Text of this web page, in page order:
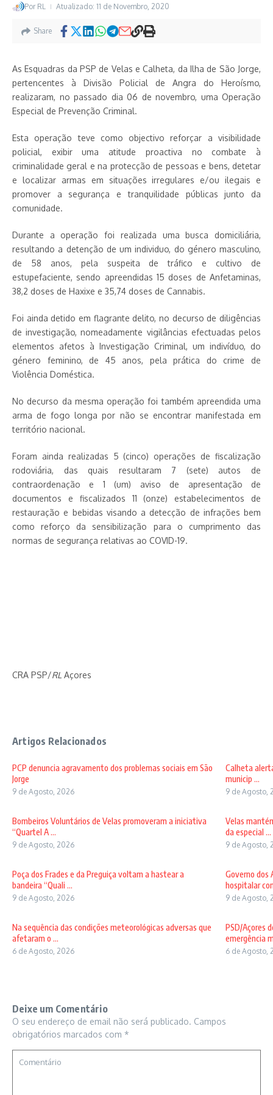
Por RL Atualizado: 11 de Novembro, 2020
Share
As Esquadras da PSP de Velas e Calheta, da Ilha de São Jorge,
pertencentes à Divisão Policial de Angra do Heroísmo,
realizaram, no passado dia 06 de novembro, uma Operação
Especial de Prevenção Criminal.
Esta operação teve como objectivo reforçar a visibilidade
policial, exibir uma atitude proactiva no combate à
criminalidade geral e na protecção de pessoas e bens, detetar
e localizar armas em situações irregulares e/ou ilegais e
promover a segurança e tranquilidade públicas junto da
comunidade.
Durante a operação foi realizada uma busca domiciliária,
resultando a detenção de um individuo, do género masculino,
de 58 anos, pela suspeita de tráfico e cultivo de
estupefaciente, sendo apreendidas 15 doses de Anfetaminas,
38,2 doses de Haxixe e 35,74 doses de Cannabis.
Foi ainda detido em flagrante delito, no decurso de diligências
de investigação, nomeadamente vigilâncias efectuadas pelos
elementos afetos à Investigação Criminal, um indivíduo, do
género feminino, de 45 anos, pela prática do crime de
Violência Doméstica.
No decurso da mesma operação foi também apreendida uma
arma de fogo longa por não se encontrar manifestada em
território nacional.
Foram ainda realizadas 5 (cinco) operações de fiscalização
rodoviária, das quais resultaram 7 (sete) autos de
contraordenação e 1 (um) aviso de apresentação de
documentos e fiscalizados 11 (onze) estabelecimentos de
restauração e bebidas visando a detecção de infrações bem
como reforço da sensibilização para o cumprimento das
normas de segurança relativas ao COVID-19.
CRA PSP/RL Açores
Artigos Relacionados
PCP denuncia agravamento dos problemas sociais em São
Jorge
9 de Agosto, 2026
Calheta
municip ...
9 de Agosto,
Bombeiros Voluntários de Velas promoveram a iniciativa
“Quartel A ...
9 de Agosto, 2026
Velas
da especial ...
9 de Agosto,
Poça dos Frades e da Preguiça voltam a hastear a
bandeira “Quali ...
9 de Agosto, 2026
Governo dos
hospitalar
9 de Agosto,
Na sequência das condições meteorológicas adversas que
afetaram o ...
6 de Agosto, 2026
PSD/Açores
emergência
6 de Agosto,
Deixe um Comentário
O seu endereço de email não será publicado. Campos
obrigatórios marcados com *